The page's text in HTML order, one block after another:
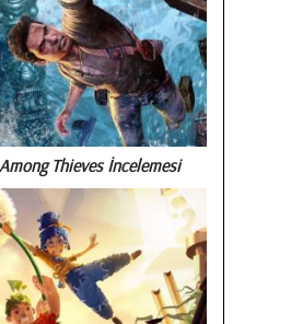
Thieves İncelemesi